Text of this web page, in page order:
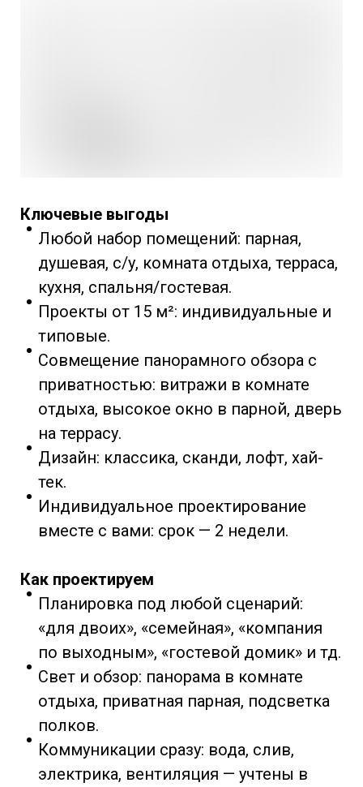
Ключевые выгоды
Любой набор помещений: парная,
душевая, с/у, комната отдыха, терраса,
кухня, спальня/гостевая.
Проекты от 15 м²: индивидуальные и
типовые.
Совмещение панорамного обзора с
приватностью: витражи в комнате
отдыха, высокое окно в парной, дверь
на террасу.
Дизайн: классика, сканди, лофт, хай-
тек.
Индивидуальное проектирование
вместе с вами: срок — 2 недели.
Как проектируем
Планировка под любой сценарий:
«для двоих», «семейная», «компания
по выходным», «гостевой домик» и тд.
Свет и обзор: панорама в комнате
отдыха, приватная парная, подсветка
полков.
Коммуникации сразу: вода, слив,
электрика, вентиляция — учтены в